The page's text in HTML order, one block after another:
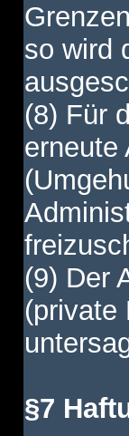
so wird
(8) Für
erneute
(9) Der
(private
§7